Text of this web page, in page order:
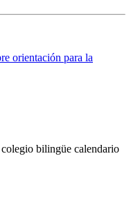
orientación para la
bilingüe calendario